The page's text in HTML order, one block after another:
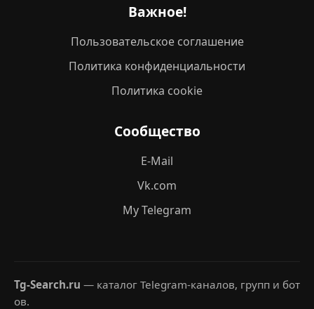
Важное!
Пользовательское соглашение
Политика конфиденциальности
Политика cookie
Сообщество
E-Mail
Vk.com
My Telegram
Tg-Search.ru — каталог Telegram-каналов, групп и бот
ов.